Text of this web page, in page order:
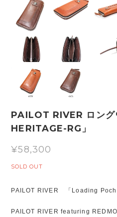
PAILOT RIVER ロング
HERITAGE-RG」
¥58,300
SOLD OUT
PAILOT RIVER 「Loading
PAILOT RIVER featuring